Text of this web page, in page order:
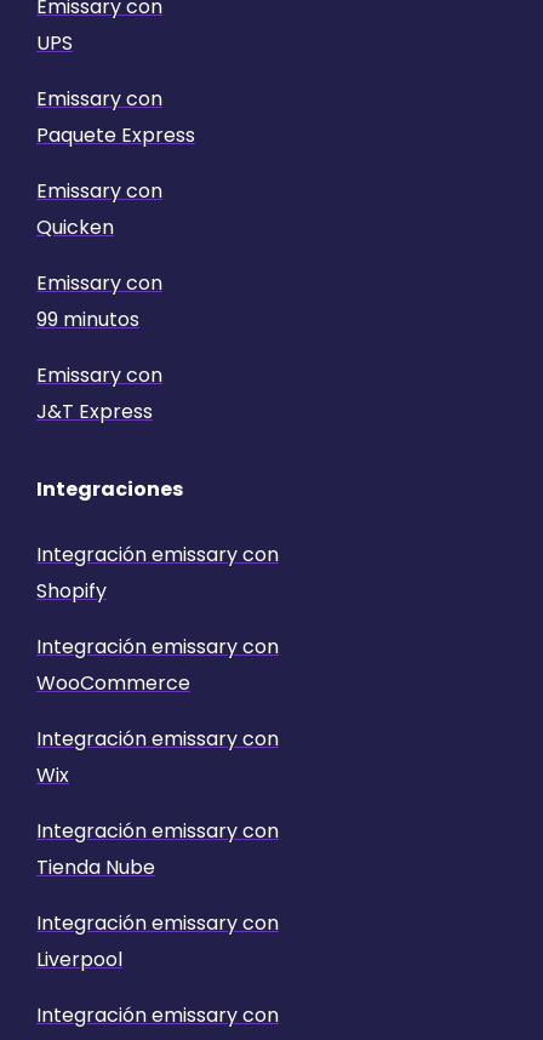
Emissary con
UPS
Emissary con
Paquete Express
Emissary con
Quicken
Emissary con
99 minutos
Emissary con
J&T Express
Integraciones
Integración emissary con
Shopify
Integración emissary con
WooCommerce
Integración emissary con
Wix
Integración emissary con
Tienda Nube
Integración emissary con
Liverpool
Integración emissary con